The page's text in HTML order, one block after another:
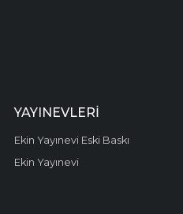
YAYINEVLERI
Ekin Yayınevi Eski Baskı
Ekin Yayınevi